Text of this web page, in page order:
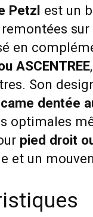
Petzl est un
en
ASCENTREE
Son
came dentée
optimales
pied droit
et un